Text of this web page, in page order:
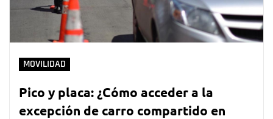
MOVILIDAD
Pico y placa: ¿Cómo acceder a la
excepción de carro compartido en